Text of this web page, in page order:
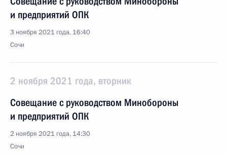
и предприятий ОПК
3 ноября 2021 года, 16:40
Сочи
2 ноября 2021 года, вторник
Совещание с руководством Минобороны
и предприятий ОПК
2 ноября 2021 года, 14:30
Сочи